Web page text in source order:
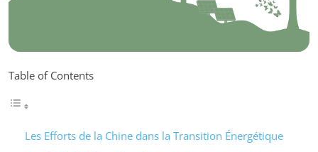
Table of Contents
Les Efforts de la Chine dans la Transition Énergétique